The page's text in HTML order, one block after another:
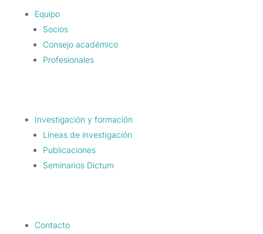
Equipo
Socios
Consejo académico
Profesionales
Investigación y formación
Líneas de investigación
Publicaciones
Seminarios Dictum
Contacto